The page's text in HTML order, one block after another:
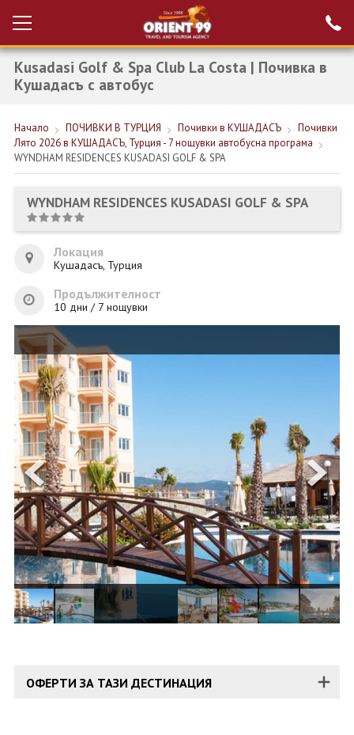
Вход за агенти
Проверка на
резервация
НОВА ГОДИНА ТУРЦИЯ
НОВА ГОДИНА
ПОЧИВКИ
ЕКЗОТИКА
ЕКСКУРЗИИ
ОЩЕ
ЗА НАС
ФИРМЕНИ ДОКУМЕНТИ
0700 144 34 Запитване
ПОСЛЕДВАЙТЕ НИ
Kusadasi Golf & Spa Club La Costa | Почивка в
Кушадасъ с автобус
Начало ПОЧИВКИ В ТУРЦИЯ Почивки в КУШАДАСЪ
Почивки
Лято 2026 в КУШАДАСЪ, Турция - 7 нощувки автобусна програма
WYNDHAM RESIDENCES KUSADASI GOLF & SPA
WYNDHAM RESIDENCES KUSADASI GOLF & SPA
Локация
Кушадасъ, Турция
Продължителност
10 дни / 7 нощувки
ОФЕРТИ ЗА ТАЗИ ДЕСТИНАЦИЯ